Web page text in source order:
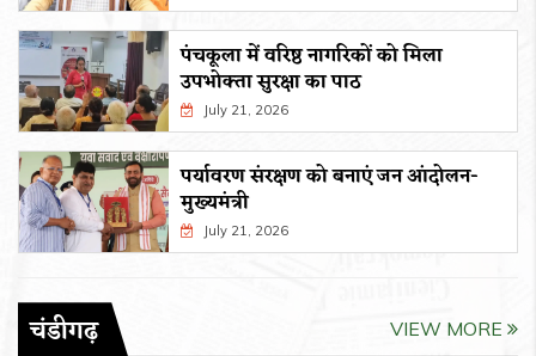
पंचकूला में वरिष्ठ नागरिकों को मिला
उपभोक्ता सुरक्षा का पाठ
July 21, 2026
पर्यावरण संरक्षण को बनाएं जन आंदोलन-
मुख्यमंत्री
July 21, 2026
चंडीगढ़ VIEW MORE